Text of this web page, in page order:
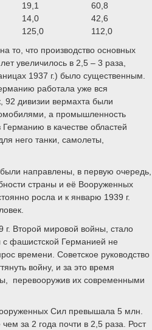
19,1
60,8
14,0
42,6
125,0
112,0
то, что производство основных
увеличилось в 2,5 – 3 раза,
1937 г.) было существенным.
работала уже вся
дивизии вермахта были
а промышленность
в качестве областей
него танки, самолеты,
направлены, в первую очередь,
страны и её Вооруженных
росла и к январю 1939 г.
г. Второй мировой войны, стало
с фашистской Германией не
времени. Советское руководство
войну, и за это время
перевооружив их современными
Сил превышала 5 млн.
за 2 года почти в 2,5 раза. Рост